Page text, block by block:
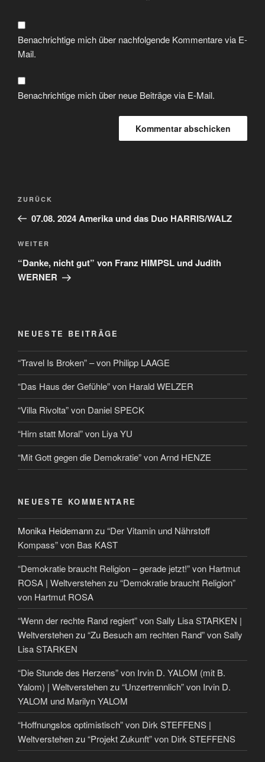
Benachrichtige mich über nachfolgende Kommentare via E-
Mail.
Benachrichtige mich über neue Beiträge via E-Mail.
ZURÜCK
07.08. 2024 Amerika und das Duo HARRIS/WALZ
WEITER
“Danke, nicht gut” von Franz HIMPSL und Judith
WERNER
NEUESTE BEITRÄGE
“Travel Is Broken” – von Philipp LAAGE
“Das Haus der Gefühle” von Harald WELZER
“Villa Rivolta” von Daniel SPECK
“Hirn statt Moral” von Liya YU
“Mit Gott gegen die Demokratie” von Arnd HENZE
NEUESTE KOMMENTARE
Monika Heidemannzu“Der Vitamin und Nährstoff
Kompass” von Bas KAST
“Demokratie braucht Religion – gerade jetzt!” von Hartmut
ROSA | Weltverstehenzu“Demokratie braucht Religion”
von Hartmut ROSA
“Wenn der rechte Rand regiert” von Sally Lisa STARKEN |
Weltverstehenzu“Zu Besuch am rechten Rand” von Sally
Lisa STARKEN
“Die Stunde des Herzens” von Irvin D. YALOM (mit B.
Yalom) | Weltverstehenzu“Unzertrennlich” von Irvin D.
YALOM und Marilyn YALOM
“Hoffnungslos optimistisch” von Dirk STEFFENS |
Weltverstehenzu“Projekt Zukunft” von Dirk STEFFENS